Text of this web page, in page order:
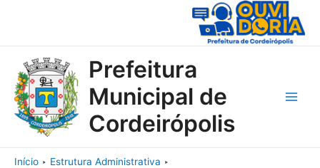
Prefeitura
Municipal de
Cordeirópolis
Início
Estrutura Administrativa